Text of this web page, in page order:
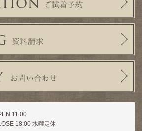
11:00
18:00 水曜定休